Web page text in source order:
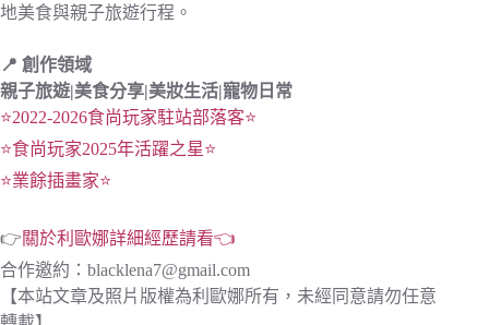
地美食與親子旅遊行程。
📍 創作領域
親子旅遊|美食分享|美妝生活|寵物日常
⭐2022-2026食尚玩家駐站部落客⭐
⭐食尚玩家2025年活躍之星⭐
⭐業餘插畫家⭐
👉關於利歐娜詳細經歷請看👈
合作邀約： blacklena7@gmail.com
【本站文章及照片版權為利歐娜所有，未經同意請勿任意